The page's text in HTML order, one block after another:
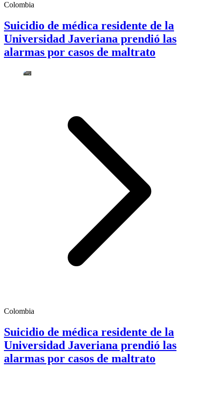
Colombia
Suicidio de médica residente de la
Universidad Javeriana prendió las
alarmas por casos de maltrato
Colombia
Suicidio de médica residente de la
Universidad Javeriana prendió las
alarmas por casos de maltrato